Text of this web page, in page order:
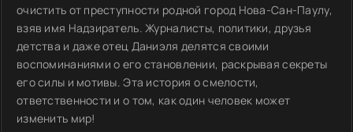
очистить от преступности родной город Нова-Сан-Паулу,
взяв имя Надзиратель. Журналисты, политики, друзья
детства и даже отец Даниэля делятся своими
воспоминаниями о его становлении, раскрывая секреты
его силы и мотивы. Эта история о смелости,
ответственности и о том, как один человек может
изменить мир!